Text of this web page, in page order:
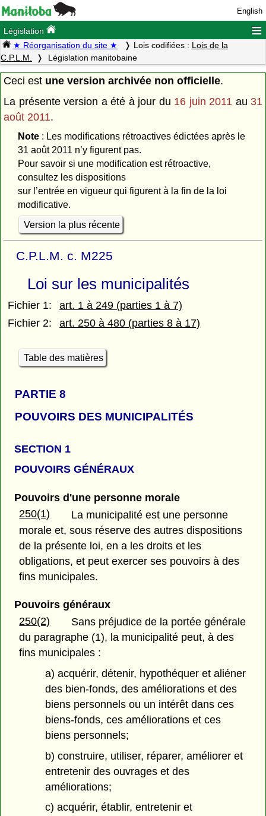
English
Législation ≡
★ Réorganisation du site ★ Lois codifiées : Lois de la
C.P.L.M.
Législation manitobaine
Ceci est une version archivée non officielle.
La présente version a été à jour du 16 juin 2011 au 31
août 2011.
Note: Les modifications rétroactives édictées après le
31 août 2011 n’y figurent pas.
Pour savoir si une modification est rétroactive,
consultez les dispositions
sur l’entrée en vigueur qui figurent à la fin de la loi
modificative.
Version la plus récente
C.P.L.M. c. M225
Loi sur les municipalités
Fichier 1:
art. 1 à 249 (parties 1 à 7)
Fichier 2:
art. 250 à 480 (parties 8 à 17)
Table des matières
PARTIE 8
POUVOIRS DES MUNICIPALITÉS
SECTION 1
POUVOIRS GÉNÉRAUX
Pouvoirs d'une personne morale
250(1)
La municipalité est une personne
morale et, sous réserve des autres dispositions
de la présente loi, en a les droits et les
obligations, et peut exercer ses pouvoirs à des
fins municipales.
Pouvoirs généraux
250(2)
Sans préjudice de la portée générale
du paragraphe (1), la municipalité peut, à des
fins municipales :
a) acquérir, détenir, hypothéquer et aliéner
des bien-fonds, des améliorations et des
biens personnels ou un intérêt dans ces
biens-fonds, ces améliorations et ces
biens personnels;
b) construire, utiliser, réparer, améliorer et
entretenir des ouvrages et des
améliorations;
c) acquérir, établir, entretenir et